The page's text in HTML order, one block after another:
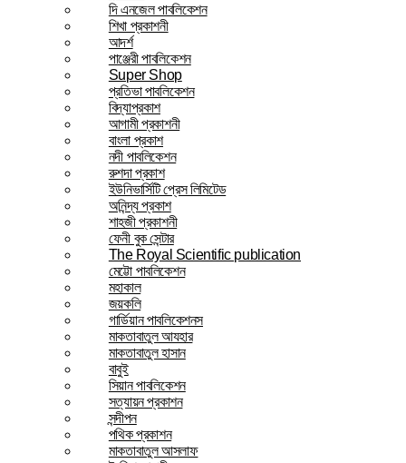
দি এনজেল পাবলিকেশন
শিখা প্রকাশনী
আদর্শ
পাঞ্জেরী পাবলিকেশন
Super Shop
প্রতিভা পাবলিকেশন
বিদ্যাপ্রকাশ
আগামী প্রকাশনী
বাংলা প্রকাশ
নদী পাবলিকেশন
রুশদা প্রকাশ
ইউনিভার্সিটি প্রেস লিমিটেড
অনিন্দ্য প্রকাশ
শাহজী প্রকাশনী
ফেনী বুক সেন্টার
The Royal Scientific publication
মেট্টো পাবলিকেশন
মহাকাল
জয়কলি
গার্ডিয়ান পাবলিকেশনস
মাকতাবাতুল আযহার
মাকতাবাতুল হাসান
বাবুই
সিয়ান পাবলিকেশন
সত্যায়ন প্রকাশন
সন্দীপন
পথিক প্রকাশন
মাকতাবাতুল আসলাফ